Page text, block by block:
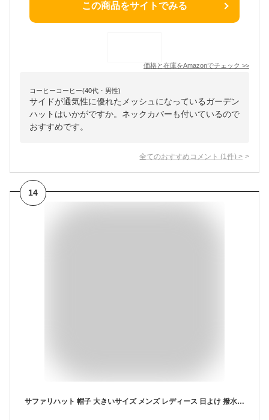
この商品をサイトでみる
価格と在庫をAmazonでチェック >>
コーヒーコーヒー(40代・男性)
サイドが通気性に優れたメッシュになっているガーデン
ハットはいかがですか。ネックカバーも付いているので
おすすめです。
全てのおすすめコメント (1 件) >
14
サファリハット 帽子 大きいサイズ メンズ レディース 日よけ 撥水 UVカット 紫外線対策 顎紐付き 農作業 つば広 折りたたみ 涼しい 日焼け防止 グレー カーキ 迷彩 グリーン 緑 春 夏 秋 冬 畑仕事 庭仕事